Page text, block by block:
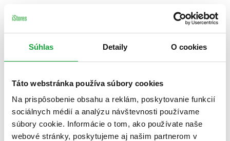
Súhlas Detaily O cookies
Táto webstránka používa súbory cookies
Na prispôsobenie obsahu a reklám, poskytovanie funkcií
sociálnych médií a analýzu návštevnosti používame
súbory cookie. Informácie o tom, ako používate naše
webové stránky, poskytujeme aj našim partnerom v